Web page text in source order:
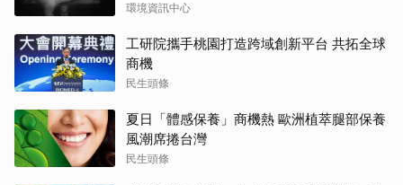
環境資訊中心
工研院攜手桃園打造跨域創新平台 共拓全球
商機
民生頭條
夏日「體感保養」商機熱 歐洲植萃腿部保養
風潮席捲台灣
民生頭條